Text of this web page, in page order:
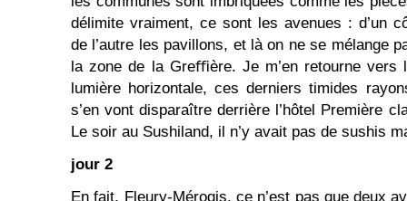
délimite vrai­ment, ce sont les avenues : d’un
de l’autre les pavillons, et là on ne se mélange
la zone de la Greﬃère. Je m’en retourne vers
lumière horizontale, ces derniers timides
s’en vont disparaître derrière l’hôtel Pre­mière
Le soir au Sushiland, il n’y avait pas de sushis
jour 2
En fait, Fleury-Mérogis, ce n’est pas que deux